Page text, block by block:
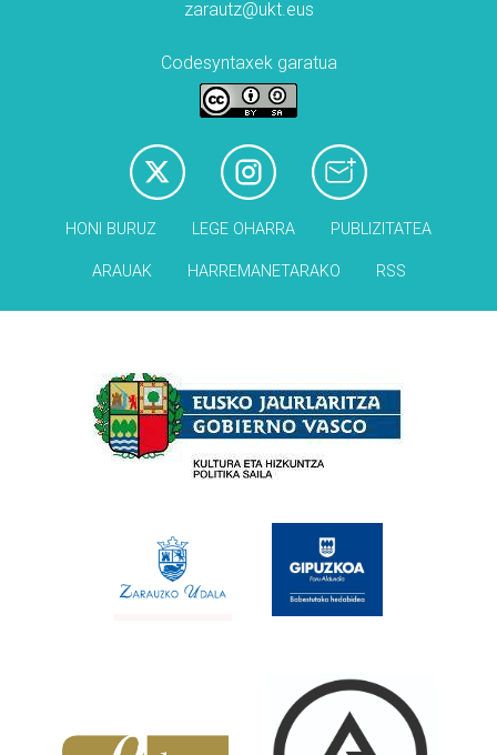
zarautz@ukt.eus
Codesyntaxek garatua
HONI BURUZ LEGE OHARRA PUBLIZITATEA
ARAUAK HARREMANETARAKO RSS